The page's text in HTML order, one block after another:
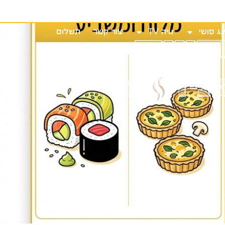
סושי נויה TV צור קשר תשלום